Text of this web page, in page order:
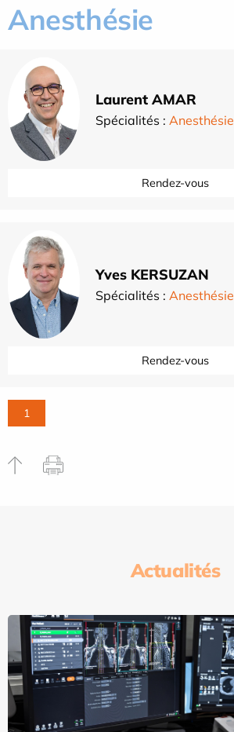
Anesthésie
Laurent AMAR
Spécialités : Anesthésie
Rendez-vous
Yves KERSUZAN
Spécialités : Anesthésie
Rendez-vous
1
Actualités